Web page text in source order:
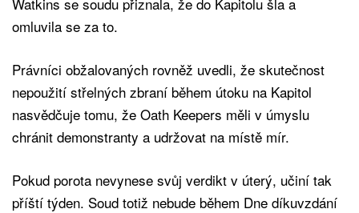
omluvila se za to.
Právníci obžalovaných rovněž uvedli, že skutečnost
nepoužití střelných zbraní během útoku na Kapitol
nasvědčuje tomu, že Oath Keepers měli v úmyslu
chránit demonstranty a udržovat na místě mír.
Pokud porota nevynese svůj verdikt v úterý, učiní tak
příští týden. Soud totiž nebude během Dne díkuvzdání